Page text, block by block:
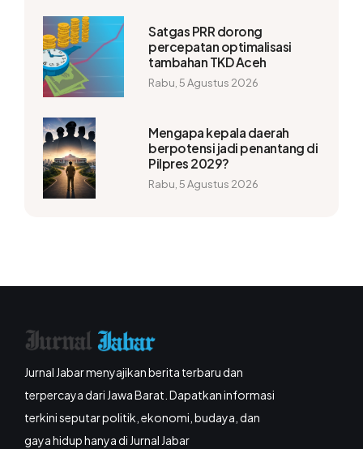
Satgas PRR dorong
percepatan optimalisasi
tambahan TKD Aceh
Rabu, 5 Agustus 2026
Mengapa kepala daerah
berpotensi jadi penantang di
Pilpres 2029?
Rabu, 5 Agustus 2026
Jurnal Jabar menyajikan berita terbaru dan
terpercaya dari Jawa Barat. Dapatkan informasi
terkini seputar politik, ekonomi, budaya, dan
gaya hidup hanya di Jurnal Jabar